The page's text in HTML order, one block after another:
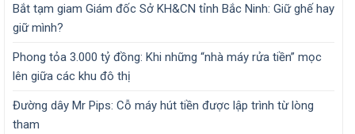
Bắt tạm giam Giám đốc Sở KH&CN tỉnh Bắc Ninh: Giữ ghế hay
giữ mình?
Phong tỏa 3.000 tỷ đồng: Khi những “nhà máy rửa tiền” mọc
lên giữa các khu đô thị
Đường dây Mr Pips: Cỗ máy hút tiền được lập trình từ lòng
tham